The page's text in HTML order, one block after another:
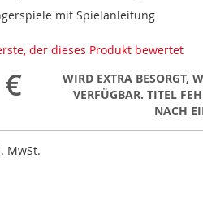
mit Spielanleitung
der dieses Produkt bewertet
WIRD EXTRA BESORGT,
VERFÜGBAR. TITEL
NACH
MwSt.